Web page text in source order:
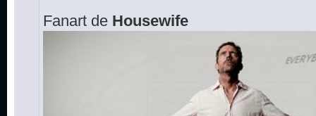
Fanart de Housewife